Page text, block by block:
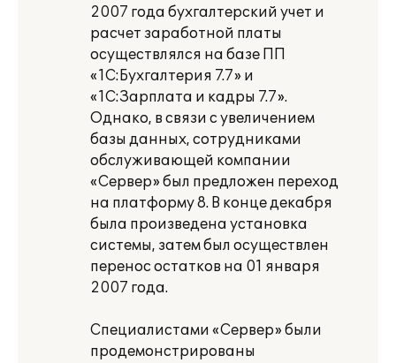
2007 года бухгалтерский учет и
расчет заработной платы
осуществлялся на базе ПП
«1С:Бухгалтерия 7.7» и
«1С:Зарплата и кадры 7.7».
Однако, в связи с увеличением
базы данных, сотрудниками
обслуживающей компании
«Сервер» был предложен переход
на платформу 8. В конце декабря
была произведена установка
системы, затем был осуществлен
перенос остатков на 01 января
2007 года.
Специалистами «Сервер» были
продемонстрированы